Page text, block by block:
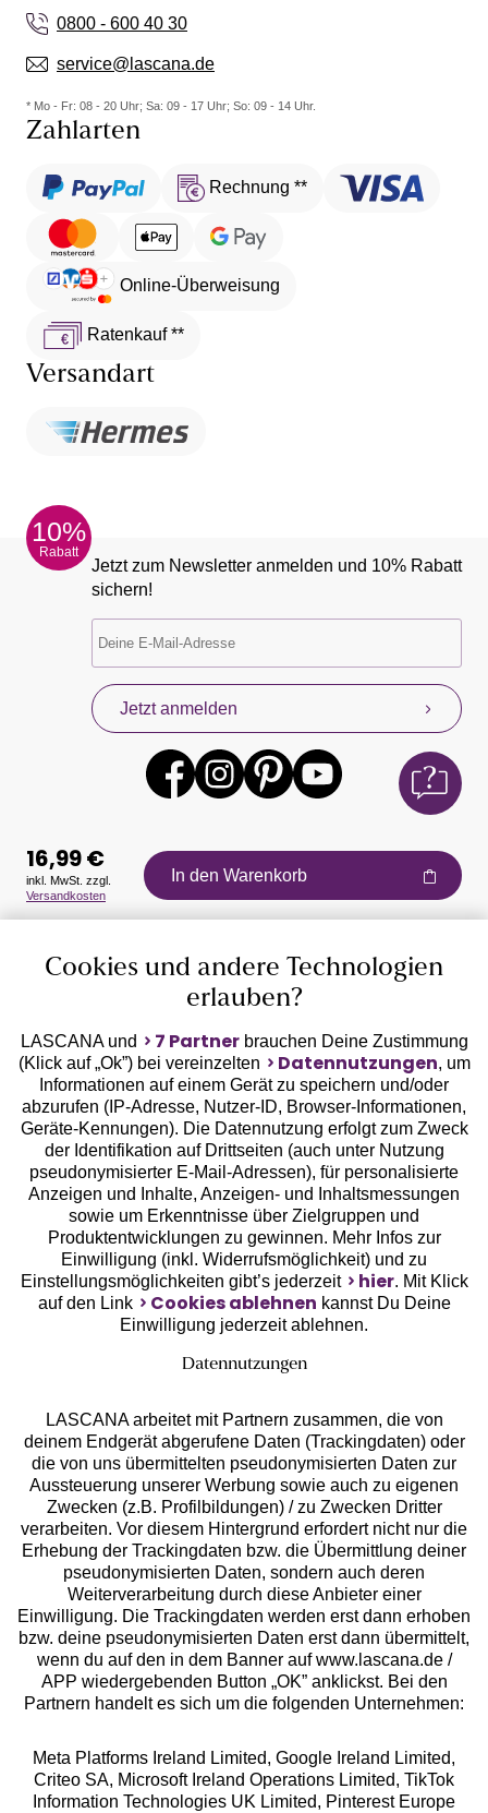
0800 - 600 40 30
service@lascana.de
* Mo - Fr: 08 - 20 Uhr; Sa: 09 - 17 Uhr; So: 09 - 14 Uhr.
Zahlarten
Rechnung **
Online-Überweisung
Ratenkauf **
Versandart
10%
Rabatt
Jetzt zum Newsletter anmelden und 10% Rabatt
sichern!
Jetzt anmelden
Auszeichnungen
Geprüfte Sicherheit
Unsere Apps
Services
Beratung
Über uns
Rechtliches
Alle Preise inkl. MwSt., zzgl.
Versandkosten
16,99 €
inkl. MwSt. zzgl.
Versandkosten
In den Warenkorb
Cookies und andere Technologien
erlauben?
LASCANA und 7 Partnerbrauchen Deine Zustimmung
(Klick auf „Ok”) bei vereinzelten
Datennutzungen, um
Informationen auf einem Gerät zu speichern und/oder
abzurufen (IP-Adresse, Nutzer-ID, Browser-Informationen,
Geräte-Kennungen). Die Datennutzung erfolgt zum Zweck
der Identifikation auf Drittseiten (auch unter Nutzung
pseudonymisierter E-Mail-Adressen), für personalisierte
Anzeigen und Inhalte, Anzeigen- und Inhaltsmessungen
sowie um Erkenntnisse über Zielgruppen und
Produktentwicklungen zu gewinnen. Mehr Infos zur
Einwilligung (inkl. Widerrufsmöglichkeit) und zu
Einstellungsmöglichkeiten gibt’s jederzeit
hier. Mit Klick
auf den Link
Cookies ablehnen kannst Du Deine
Einwilligung jederzeit ablehnen.
Datennutzungen
LASCANA arbeitet mit Partnern zusammen, die von
deinem Endgerät abgerufene Daten (Trackingdaten) oder
die von uns übermittelten pseudonymisierten Daten zur
Aussteuerung unserer Werbung sowie auch zu eigenen
Zwecken (z.B. Profilbildungen) / zu Zwecken Dritter
verarbeiten. Vor diesem Hintergrund erfordert nicht nur die
Erhebung der Trackingdaten bzw. die Übermittlung deiner
pseudonymisierten Daten, sondern auch deren
Weiterverarbeitung durch diese Anbieter einer
Einwilligung. Die Trackingdaten werden erst dann erhoben
bzw. deine pseudonymisierten Daten erst dann übermittelt,
wenn du auf den in dem Banner auf www.lascana.de /
APP wiedergebenden Button „OK” anklickst. Bei den
Partnern handelt es sich um die folgenden Unternehmen:
Meta Platforms Ireland Limited, Google Ireland Limited,
Criteo SA, Microsoft Ireland Operations Limited, TikTok
Information Technologies UK Limited, Pinterest Europe